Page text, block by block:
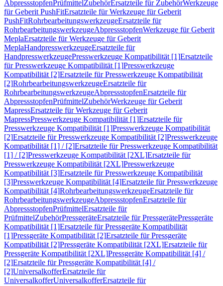
AbpressstopfenPrüfmittelZubehörErsatzteile für ZubehörWerkzeuge
für Geberit PushFitErsatzteile für Werkzeuge für Geberit
PushFitRohrbearbeitungswerkzeugeErsatzteile für
RohrbearbeitungswerkzeugeAbpressstopfenWerkzeuge für Geberit
MeplaErsatzteile für Werkzeuge für Geberit
MeplaHandpresswerkzeugeErsatzteile für
HandpresswerkzeugePresswerkzeuge Kompatibilität [1]Ersatzteile
für Presswerkzeuge Kompatibilität [1]Presswerkzeuge
Kompatibilität [2]Ersatzteile für Presswerkzeuge Kompatibilität
[2]RohrbearbeitungswerkzeugeErsatzteile für
RohrbearbeitungswerkzeugeAbpressstopfenErsatzteile für
AbpressstopfenPrüfmittelZubehörWerkzeuge für Geberit
MapressErsatzteile für Werkzeuge für Geberit
MapressPresswerkzeuge Kompatibilität [1]Ersatzteile für
Presswerkzeuge Kompatibilität [1]Presswerkzeuge Kompatibilität
[2]Ersatzteile für Presswerkzeuge Kompatibilität [2]Presswerkzeuge
Kompatibilität [1] / [2]Ersatzteile für Presswerkzeuge Kompatibilität
[1] / [2]Presswerkzeuge Kompatibilität [2XL]Ersatzteile für
Presswerkzeuge Kompatibilität [2XL]Presswerkzeuge
Kompatibilität [3]Ersatzteile für Presswerkzeuge Kompatibilität
[3]Presswerkzeuge Kompatibilität [4]Ersatzteile für Presswerkzeuge
Kompatibilität [4]RohrbearbeitungswerkzeugeErsatzteile für
RohrbearbeitungswerkzeugeAbpressstopfenErsatzteile für
AbpressstopfenPrüfmittelErsatzteile für
PrüfmittelZubehörPressgeräteErsatzteile für PressgerätePressgeräte
Kompatibilität [1]Ersatzteile für Pressgeräte Kompatibilität
[1]Pressgeräte Kompatibilität [2]Ersatzteile für Pressgeräte
Kompatibilität [2]Pressgeräte Kompatibilität [2XL]Ersatzteile für
Pressgeräte Kompatibilität [2XL]Pressgeräte Kompatibilität [4] /
[2]Ersatzteile für Pressgeräte Kompatibilität [4] /
[2]UniversalkofferErsatzteile für
UniversalkofferUniversalkofferErsatzteile für